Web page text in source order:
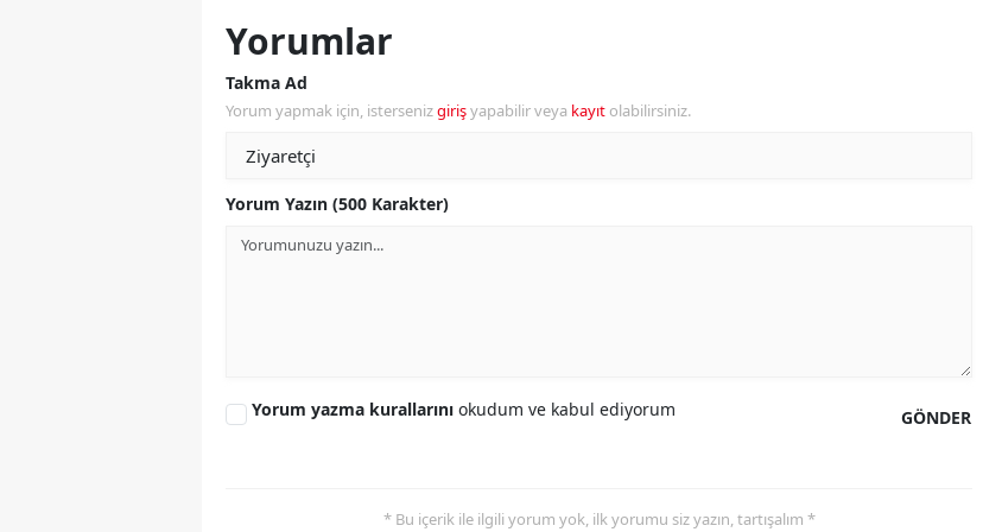
Samsun
Trabzon
Yorumlar
Takma Ad
Yorum yapmak için, istersenizgirişyapabilir veya kayıt olabilirsiniz.
Yorum Yazın (500 Karakter)
GÖNDER
Yorum yazma kurallarını okudum ve kabul ediyorum
* Bu içerik ile ilgili yorum yok, ilk yorumu siz yazın, tartışalım *